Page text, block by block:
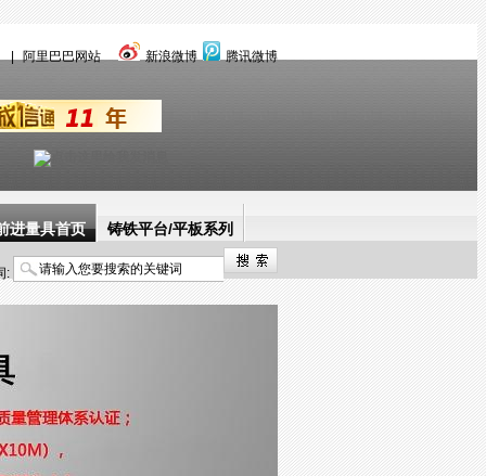
| 阿里巴巴网站 新浪微博 腾讯微博
进量具首页 铸铁平台/平板系列
维柔性焊接工装 产品中心
闻快讯
: